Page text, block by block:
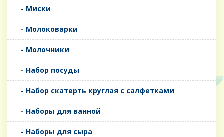
- Миски
- Молоковарки
- Молочники
- Набор посуды
- Набор скатерть круглая с салфетками
- Наборы для ванной
- Наборы для сыра